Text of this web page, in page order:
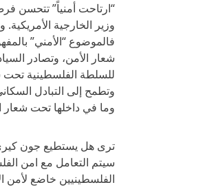
“ارتاحت أمنياً” تتحسن
وزير الخارجية
فالموضوع “الأمني”
شعار الأمن، وتصادر
للسلطة الفلسطينية تحت
وتطمح إلى التبادل
وما في داخلها تحت شعار
ترى هل يستطيع جون
سيتم التعامل مع امن
الفلسطينيين خاضع لأمن